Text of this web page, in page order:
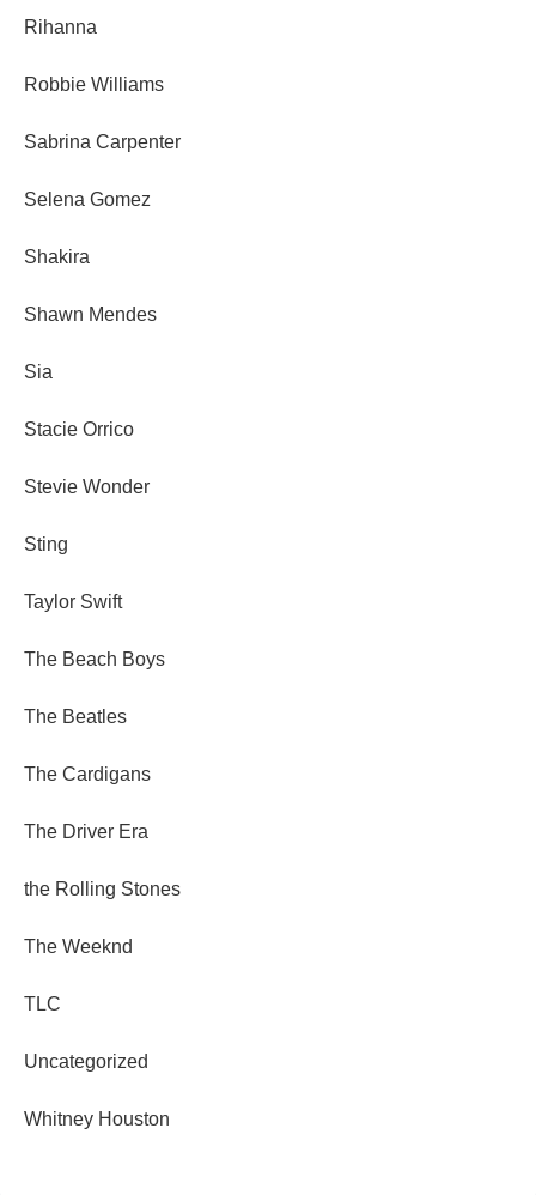
Rihanna
Robbie Williams
Sabrina Carpenter
Selena Gomez
Shakira
Shawn Mendes
Sia
Stacie Orrico
Stevie Wonder
Sting
Taylor Swift
The Beach Boys
The Beatles
The Cardigans
The Driver Era
the Rolling Stones
The Weeknd
TLC
Uncategorized
Whitney Houston